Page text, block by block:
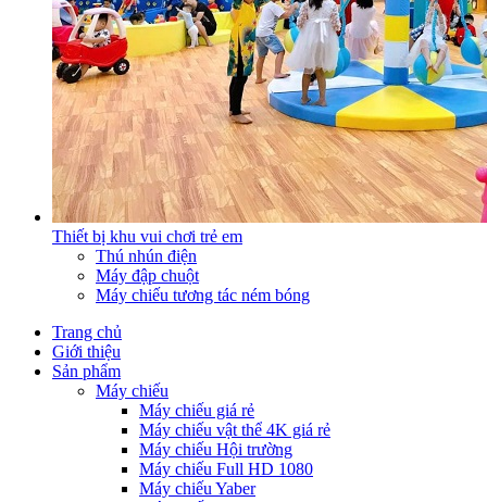
Thiết bị khu vui chơi trẻ em
Thú nhún điện
Máy đập chuột
Máy chiếu tương tác ném bóng
Trang chủ
Giới thiệu
Sản phẩm
Máy chiếu
Máy chiếu giá rẻ
Máy chiếu vật thể 4K giá rẻ
Máy chiếu Hội trường
Máy chiếu Full HD 1080
Máy chiếu Yaber